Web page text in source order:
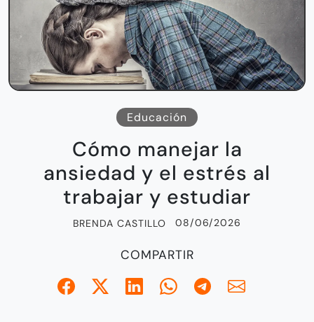
Educación
Cómo manejar la
ansiedad y el estrés al
trabajar y estudiar
BRENDA CASTILLO 08/06/2026
COMPARTIR